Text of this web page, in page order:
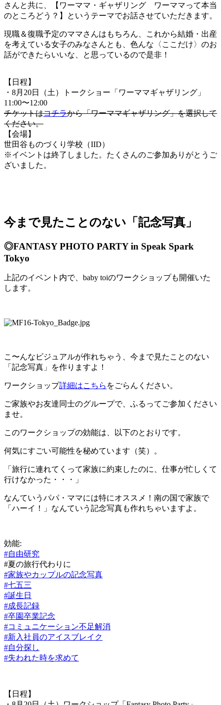
さんと共に、【ワーママ・ギャザリング ワーママって本当
のところどう？】というテーマでお話させていただきます。
現職＆復職予定のママさんはもちろん、これから結婚・出産
を考えている女子のみなさんとも、色んな〈ここだけ〉のお
話ができたらいいな、と思っているので是非！
【日程】
・8月20日（土）トークショー「ワーママギャザリング」
11:00〜12:00
チケットはコチラから「ワーママギャザリング」を選択して
ください。
【会場】
世田谷ものづくり学校（IID）
※イベントは終了しました。たくさんのご参加ありがとうご
ざいました。
今まで見たことのない「記念写真」
◎FANTASY PHOTO PARTY in Speak Spark
Tokyo
上記のイベント内で、baby toiのワークショップも開催いた
します。
こ〜んなビジュアルが作れちゃう、今まで見たことのない
「記念写真」を作りますよ！
ワークショップ詳細はこちら をごらんください。
ご家族やお友達同士のグループで、ふるってご参加ください
ませ。
このワークショップの効能は、以下のとおりです。
何気にすごい可能性を秘めています（笑）。
「旅行に連れてくって家族に約束したのに、仕事が忙しくて
行けなかった・・・」
なんていうパパ・ママには特にオススメ！南の国で家族で
「ハーイ！」なんていう記念写真も作れちゃいますよ。
効能:
‪#‎自由研究‬
#‎夏の旅行代わりに‬
‪#‎家族やカップルの記念写真‬
‪#‎七五三‬
‪#‎誕生日‬
‪#‎成長記録‬
‪#‎卒園卒業記念‬
‪#‎コミュニケーション不足解消‬
‪#‎新入社員のアイスブレイク‬
‪#‎自分探し‬
‪#‎失われた時を求めて
【日程】